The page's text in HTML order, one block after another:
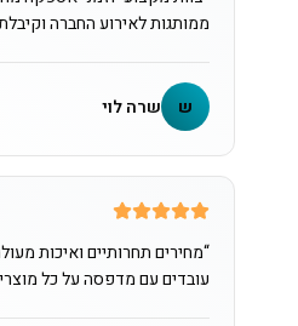
ממותגות לאירוע החברה
ש שרה לוי
“מחירים תחרותיים ואיכות
עובדים עם מדפסה על כל